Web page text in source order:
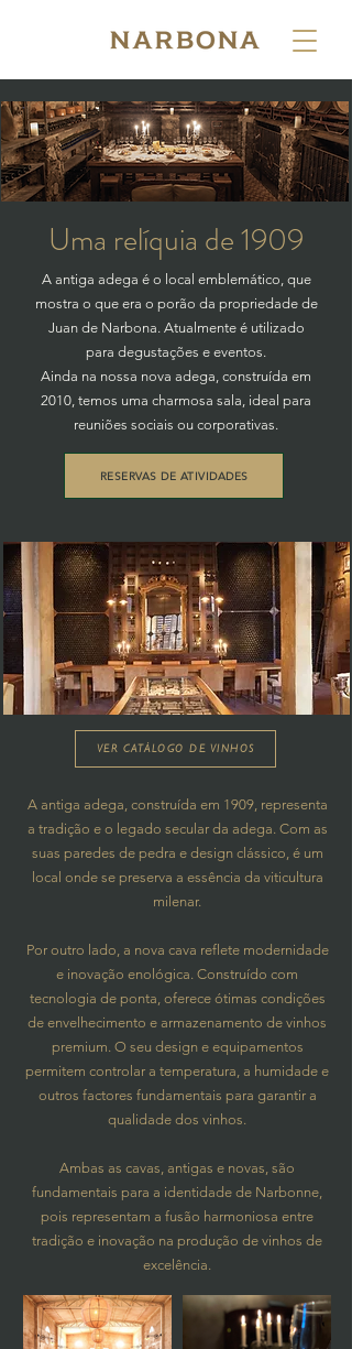
Uma relíquia de 1909
A antiga adega é o local emblemático, que
mostra o que era o porão da propriedade de
Juan de Narbona. Atualmente é utilizado
para degustações e eventos.
Ainda na nossa nova adega, construída em
2010, temos uma charmosa sala, ideal para
reuniões sociais ou corporativas.
RESERVAS DE ATIVIDADES
VER CATÁLOGO DE VINHOS
A antiga adega, construída em 1909, representa
a tradição e o legado secular da adega. Com as
suas paredes de pedra e design clássico, é um
local onde se preserva a essência da viticultura
milenar.
Por outro lado, a nova cava reflete modernidade
e inovação enológica. Construído com
tecnologia de ponta, oferece ótimas condições
de envelhecimento e armazenamento de vinhos
premium. O seu design e equipamentos
permitem controlar a temperatura, a humidade e
outros factores fundamentais para garantir a
qualidade dos vinhos.
Ambas as cavas, antigas e novas, são
fundamentais para a identidade de Narbonne,
pois representam a fusão harmoniosa entre
tradição e inovação na produção de vinhos de
excelência.